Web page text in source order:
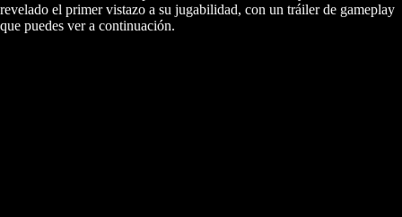
revelado el primer vistazo a su jugabilidad, con un tráiler de gameplay
que puedes ver a continuación.